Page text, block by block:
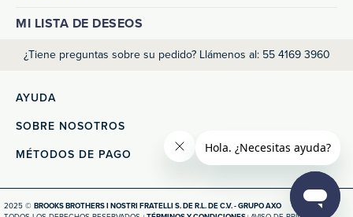
MI LISTA DE DESEOS
¿Tiene preguntas sobre su pedido? Llámenos al: 55 4169 3960
AYUDA
SOBRE NOSOTROS
MÉTODOS DE PAGO
2025 © BROOKS BROTHERS I NOSTRI FRATELLI S. DE R.L. DE C.V. - GRUPO AXO